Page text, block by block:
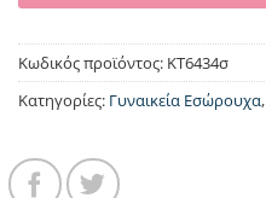
Κωδικός προϊόντος: KT6434σ
Κατηγορίες: Γυναικεία Εσώρουχα,